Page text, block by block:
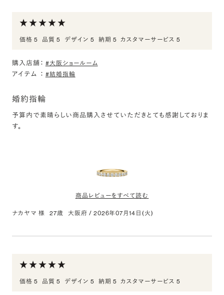
婚約指輪の購入
ダイヤモンドについて詳しく教えていただきながら選ぶことができ
PT950 ミュゼット ダイヤモンド サイドストーン リン
評価:
婚約指輪の購入
価格 5 品質 5 デザイン 5 納期 5 カスタマーサービス 5
購入店舗： #大阪ショールーム
アイテム ： #結婚指輪
婚約指輪
予算内で素晴らしい商品購入させていただきとても感謝しておりま
商品レビューをすべて読む
グ 2.5mm 4-9.5
婚約指輪購入させていただきました
想像していた通りの素晴らしい商品でした。
ナカヤマ 様 27歳 大阪府 / 2026年07月14日(火)
価格 5 品質 5 デザイン 5 納期 5 カスタマーサービス 5